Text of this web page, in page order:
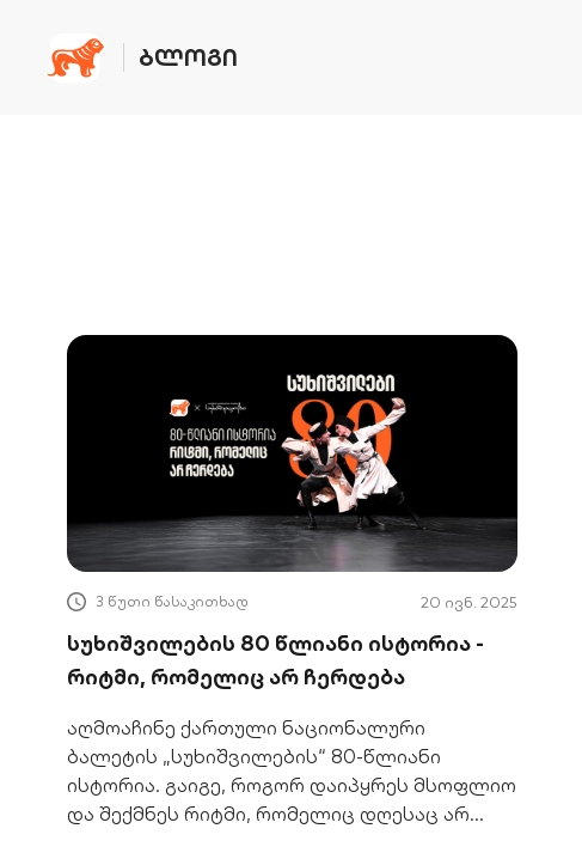
ᲑᲚᲝᲒᲘ
3 წუთი წასაკითხად 20 ივნ. 2025
სუხიშვილების 80 წლიანი ისტორია -
რიტმი, რომელიც არ ჩერდება
აღმოაჩინე ქართული ნაციონალური
ბალეტის „სუხიშვილების“ 80-წლიანი
ისტორია. გაიგე, როგორ დაიპყრეს მსოფლიო
და შექმნეს რიტმი, რომელიც დღესაც არ